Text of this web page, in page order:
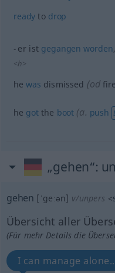
ready to drop
er ist gegangen worden
<h>
hewas dismissed (od
he gotthe boot (a. push
„gehen“:
gehen [ˈgeːən] v/unpers <
Übersicht aller
(Für mehr Details die
I can manage